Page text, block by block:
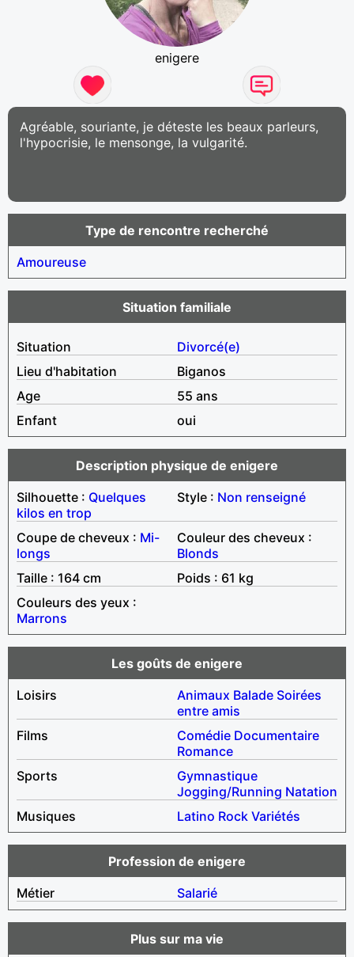
enigere
Agréable, souriante, je déteste les beaux parleurs,
l'hypocrisie, le mensonge, la vulgarité.
Type de rencontre recherché
Amoureuse
Situation familiale
Situation
Divorcé(e)
Lieu d'habitation
Biganos
Age
55 ans
Enfant
oui
Description physique de enigere
Silhouette : Quelques
kilos en trop
Style : Non renseigné
Coupe de cheveux : Mi-
longs
Couleur des cheveux :
Blonds
Taille : 164 cm
Poids : 61 kg
Couleurs des yeux :
Marrons
Les goûts de enigere
Loisirs
Animaux Balade Soirées
entre amis
Films
Comédie Documentaire
Romance
Sports
Gymnastique
Jogging/Running Natation
Musiques
Latino Rock Variétés
Profession de enigere
Métier
Salarié
Plus sur ma vie